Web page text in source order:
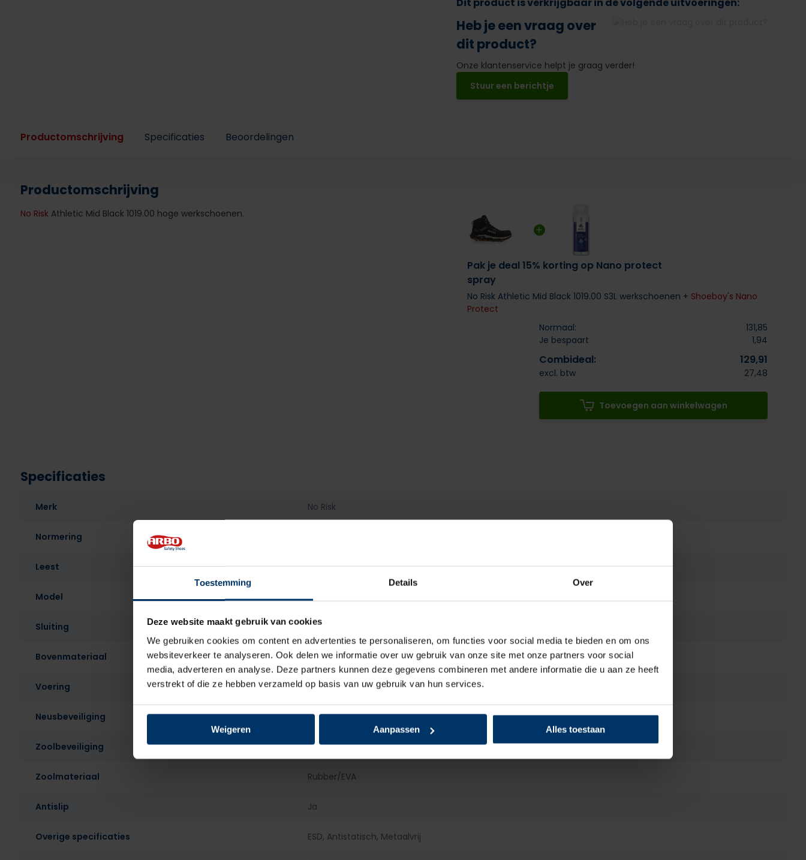
Toestemming Details Over
Deze website maakt gebruik van cookies
We gebruiken cookies om content en advertenties te personaliseren, om functies voor social media te bieden en om ons
websiteverkeer te analyseren. Ook delen we informatie over uw gebruik van onze site met onze partners voor social
media, adverteren en analyse. Deze partners kunnen deze gegevens combineren met andere informatie die u aan ze heeft
verstrekt of die ze hebben verzameld op basis van uw gebruik van hun services.
Weigeren Aanpassen Alles toestaan
Heb je een vraag over
dit product?
Onze klantenservice helpt je graag verder!
Stuur een berichtje
Productomschrijving Specificaties Beoordelingen
Productomschrijving
No Risk Athletic Mid Black 1019.00 hoge werkschoenen.
Pak je deal 15% korting op Nano protect
spray
No Risk Athletic Mid Black 1019.00 S3L werkschoenen + Shoeboy's Nano
Protect
Normaal:
131,85
Je bespaart
1,94
Combideal: 129,91
excl. btw 27,48
Toevoegen aan winkelwagen
Specificaties
Merk No Risk
Normering
Leest Dames, Heren
Model Hoog
Sluiting Veter
Bovenmateriaal Textiel
Voering Mesh
Neusbeveiliging Kunststof
Zoolbeveiliging Kunststof
Zoolmateriaal Rubber/EVA
Antislip Ja
Overige specificaties ESD, Antistatisch, Metaalvrij